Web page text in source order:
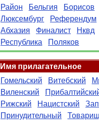
Район
Бельгия Борисов
Люксембург
Референдум
Абхазия
Финалист Нквд
Республика
Поляков
Имя прилагательное
Гомельский
Витебский
Виленский
Рижский
Нацистский
Принудительный